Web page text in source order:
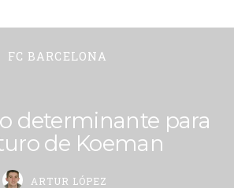
FC BARCELONA
determinante para
de Koeman
ARTUR LÓPEZ